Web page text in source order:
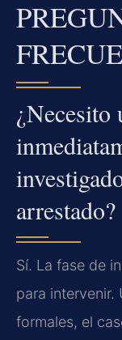
¿Necesito
arrestado?
Sí. La fase de
para intervenir.
formales, el